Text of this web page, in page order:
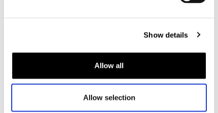
Show details
Allow all
Allow selection
Motorpak dames
Motor leggings dames
Motorhelm dames